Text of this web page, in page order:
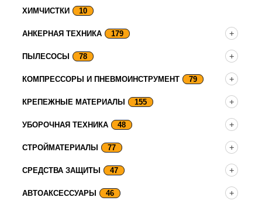
ХИМЧИСТКИ 10
АНКЕРНАЯ ТЕХНИКА 179
ПЫЛЕСОСЫ 78
КОМПРЕССОРЫ И ПНЕВМОИНСТРУМЕНТ 79
КРЕПЕЖНЫЕ МАТЕРИАЛЫ 155
УБОРОЧНАЯ ТЕХНИКА 48
СТРОЙМАТЕРИАЛЫ 77
СРЕДСТВА ЗАЩИТЫ 47
АВТОАКСЕССУАРЫ 46